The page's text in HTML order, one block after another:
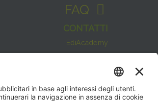
FAQ
CONTATTI
EdiAcademy
E. Forlanini, 21 - 20134, Milano
e Codice Fiscale: 07936030159
sito utilizza i cookies per
possibile